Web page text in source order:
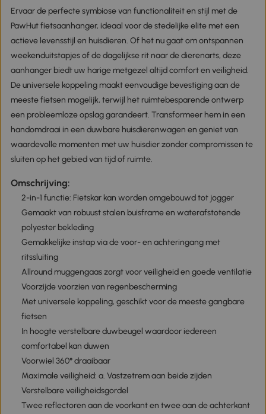
Ervaar de perfecte symbiose van functionaliteit en stijl met de
PawHut fietsaanhanger, ideaal voor de stedelijke elite met een
actieve levensstijl en huisdieren. Of het nu gaat om ontspannen
weekenduitstapjes of de dagelijkse rit naar de dierenarts, deze
aanhanger biedt uw harige metgezel altijd comfort en veiligheid.
De universele koppeling maakt eenvoudige bevestiging aan de
meeste fietsen mogelijk, terwijl het ruimtebesparende ontwerp
een probleemloze opslag garandeert. Transformeer hem in een
handomdraai in een duwbare huisdierenwagen en geniet van
waardevolle momenten met uw huisdier zonder compromissen te
sluiten op het gebied van tijd of ruimte.
Omschrijving:
2-in-1 functie: Fietskar kan worden omgebouwd tot jogger
Gemaakt van robuust stalen buisframe en waterafstotende
polyester bekleding
Gemakkelijke instap via de voor- en achteringang met
ritssluiting
Allround muggengaas zorgt voor veiligheid en goede ventilatie
Voorzijde voorzien van regenbescherming
Met universele koppeling, geschikt voor de meeste gangbare
fietsen
In hoogte verstelbare duwbeugel waardoor iedereen
comfortabel kan duwen
Voorwiel 360° draaibaar
Maximale veiligheid: a. Vastzetrem aan beide zijden
Verstelbare veiligheidsgordel
Twee reflectoren aan de voorkant en twee aan de achterkant